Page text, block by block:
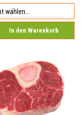
In den Warenkorb